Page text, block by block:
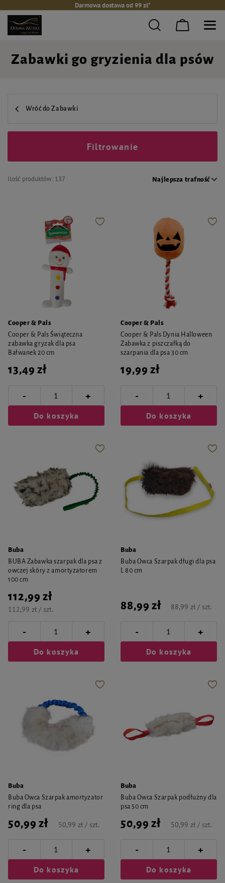
Darmowa dostawa od 99 zł*
Zabawki go gryzienia dla psów
Wróć do Zabawki
Ilość produktów: 137 Najlepsza trafność
Filtrowanie
Cooper & Pals
Cooper & Pals Świąteczna
zabawka gryzak dla psa
Bałwanek 20 cm
13,49 zł
- +
Do koszyka
Cooper & Pals
Cooper & Pals Dynia Halloween
Zabawka z piszczałką do
szarpania dla psa 30 cm
19,99 zł
- +
Do koszyka
Buba
BUBA Zabawka szarpak dla psa z
owczej skóry z amortyzatorem
100 cm
112,99 zł
112,99 zł / szt.
- +
Do koszyka
Buba
Buba Owca Szarpak długi dla psa
L 80 cm
88,99 zł 88,99 zł / szt.
- +
Do koszyka
Buba
Buba Owca Szarpak amortyzator
ring dla psa
50,99 zł 50,99 zł / szt.
- +
Do koszyka
Buba
Buba Owca Szarpak podłużny dla
psa 50 cm
50,99 zł 50,99 zł / szt.
- +
Do koszyka